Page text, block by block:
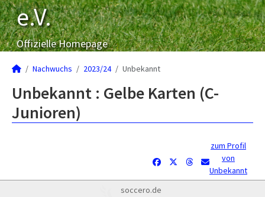
e.V.
Offizielle Homepage
Nachwuchs 2023/24 Unbekannt
Unbekannt : Gelbe Karten (C-
Junioren)
zum Profil
von
Unbekannt
soccero.de